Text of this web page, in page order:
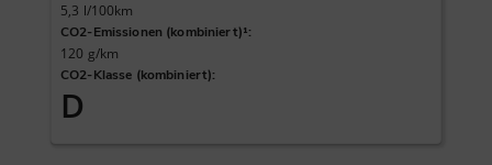
5,3 l/100km
CO2-Emissionen (kombiniert)¹:
120 g/km
CO2-Klasse (kombiniert):
D